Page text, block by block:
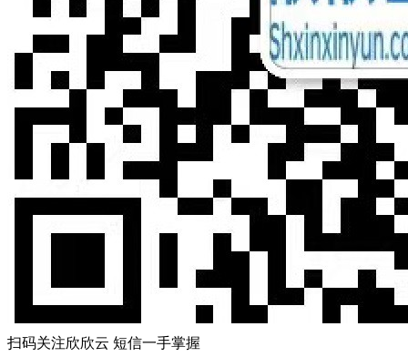
扫码关注欣欣云 短信一手掌握